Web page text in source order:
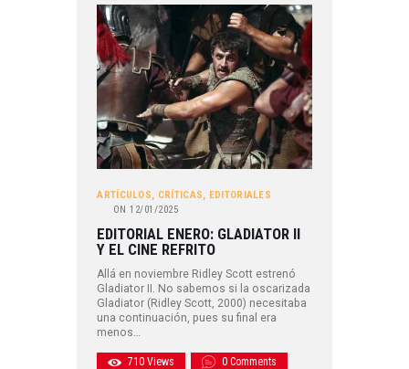
ARTÍCULOS, CRÍTICAS, EDITORIALES
ON 12/01/2025
EDITORIAL ENERO: GLADIATOR II
Y EL CINE REFRITO
Allá en noviembre Ridley Scott estrenó
Gladiator II. No sabemos si la oscarizada
Gladiator (Ridley Scott, 2000) necesitaba
una continuación, pues su final era
menos…
710 Views 0 Comments